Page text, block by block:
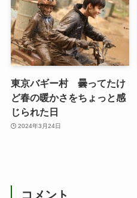
東京バギー村 曇ってたけ
ど春の暖かさをちょっと感
じられた日
2024年3月24日
コメント